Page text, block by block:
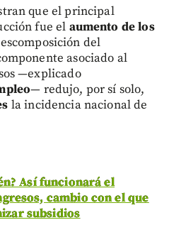
que el principal
fue el aumento de los
del
asociado al
—explicado
— redujo, por sí solo,
la incidencia nacional de
Así funcionará el
cambio con el que
subsidios